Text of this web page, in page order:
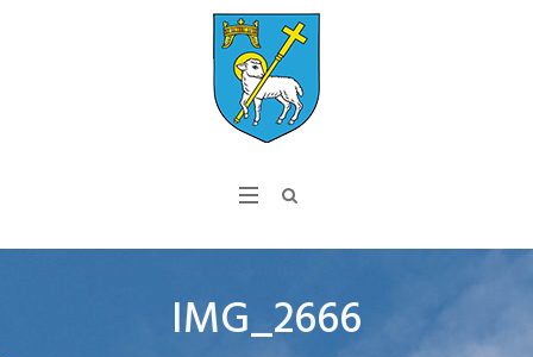
IMG_2666